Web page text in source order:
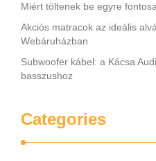
Miért töltenek be egyre
Akciós matracok az ideális
Webáruházban
Subwoofer kábel: a Kácsa
basszushoz
Categories